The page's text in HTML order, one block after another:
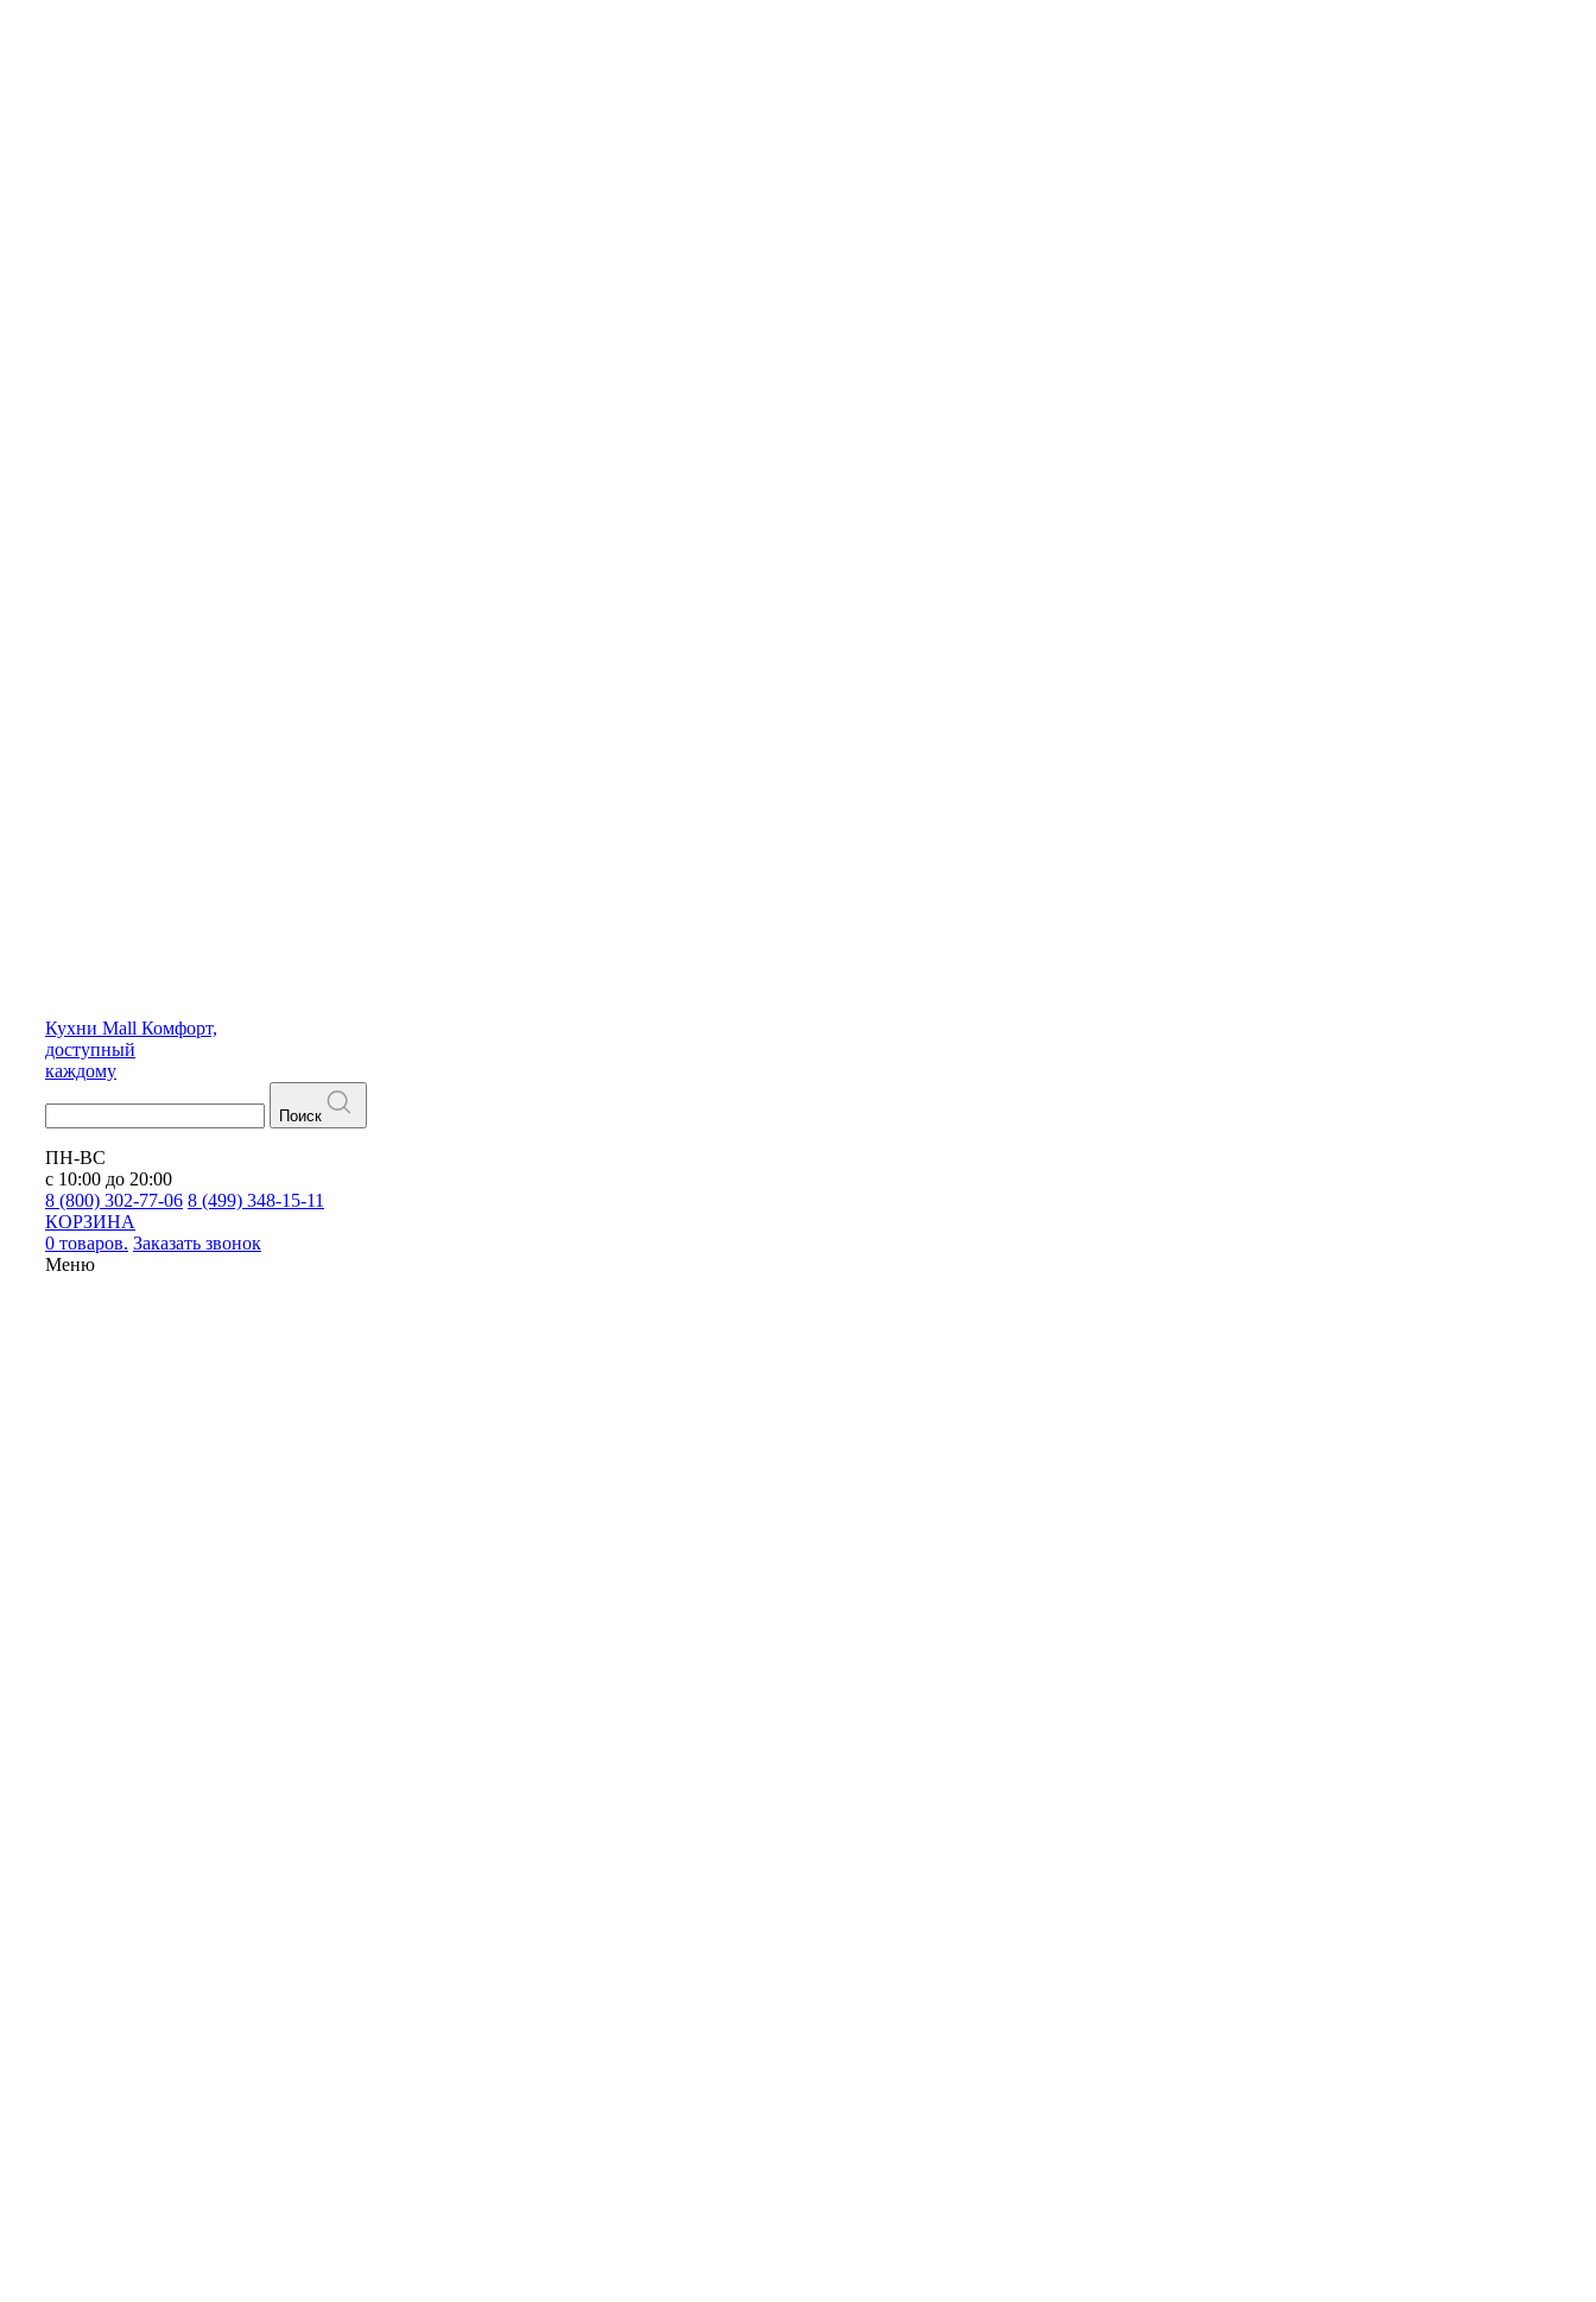
Кухни Mall Комфорт,
доступный
каждому
Поиск
ПН-ВС
с 10:00 до 20:00
8 (800) 302-77-06 8 (499) 348-15-11
КОРЗИНА
0 товаров. Заказать звонок
Меню